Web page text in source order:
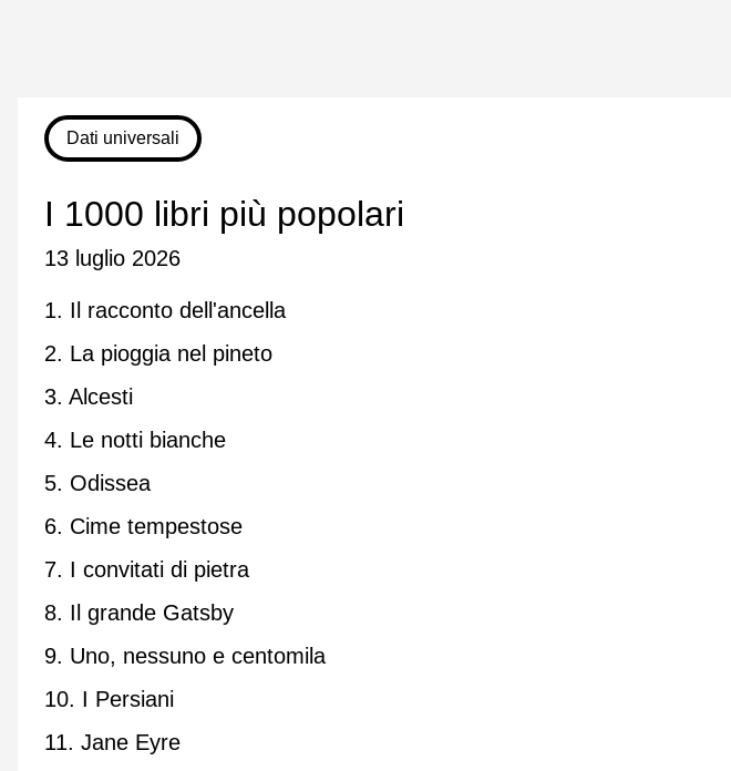
Dati universali
I 1000 libri più popolari
13 luglio 2026
1. Il racconto dell'ancella
2. La pioggia nel pineto
3. Alcesti
4. Le notti bianche
5. Odissea
6. Cime tempestose
7. I convitati di pietra
8. Il grande Gatsby
9. Uno, nessuno e centomila
10. I Persiani
11. Jane Eyre